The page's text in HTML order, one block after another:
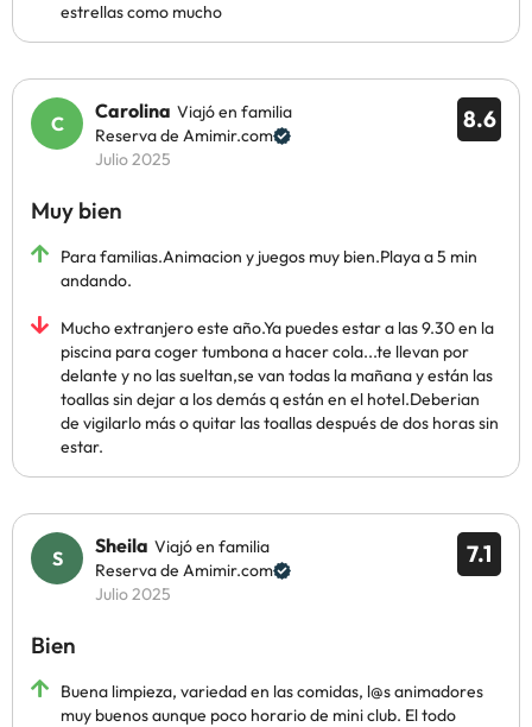
estrellas como mucho
8.6
Carolina Viajó en familia
Reserva de Amimir.com
Julio 2025
Muy bien
Para familias.Animacion y juegos muy bien.Playa a 5 min
andando.
Mucho extranjero este año.Ya puedes estar a las 9.30 en la
piscina para coger tumbona a hacer cola...te llevan por
delante y no las sueltan,se van todas la mañana y están las
toallas sin dejar a los demás q están en el hotel.Deberian
de vigilarlo más o quitar las toallas después de dos horas sin
estar.
7.1
Sheila Viajó en familia
Reserva de Amimir.com
Julio 2025
Bien
Buena limpieza, variedad en las comidas, l@s animadores
muy buenos aunque poco horario de mini club. El todo